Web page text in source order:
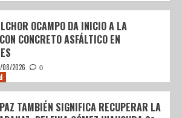
OCAMPO DA INICIO A LA
CONCRETO ASFÁLTICO EN
08/2026 0
TAMBIÉN SIGNIFICA RECUPERAR LA